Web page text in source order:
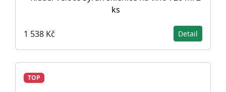
ks
1 538 Kč Detail
TOP